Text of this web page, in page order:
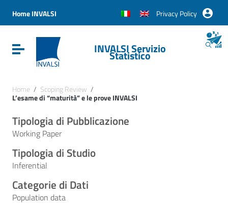
Vai al menu di navigazione
Vai al footer
Home INVALSI Privacy Policy
Attiva / disattiva la navigazioneINVALSI Servizio
Statistico
Home / Scoping Review /
L’esame di “maturità” e le prove INVALSI
Tipologia di Pubblicazione
Working Paper
Tipologia di Studio
Inferential
Categorie di Dati
Population data